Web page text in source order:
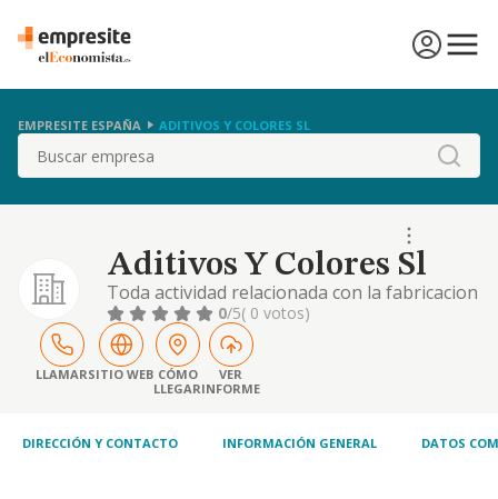
EMPRESITE ESPAÑA ADITIVOS Y COLORES SL
Buscar
Aditivos Y Colores Sl
Toda actividad relacionada con la fabricacion
de colorantes y pigmentos, asi como
pinturas, barnices y lacas. comercializacion y
venta de productos quimicos en general
0/5( 0 votos)
LLAMARSITIO WEB CÓMO
LLEGAR
VER
INFORME
DIRECCIÓN Y CONTACTO INFORMACIÓN GENERAL DATOS